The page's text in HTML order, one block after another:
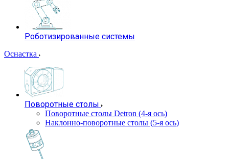
Роботизированные системы
Оснастка
Поворотные столы
Поворотные столы Detron (4-я ось)
Наклонно-поворотные столы (5-я ось)